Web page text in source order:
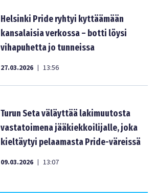
Helsinki Pride ryhtyi kyttäämään
kansalaisia verkossa – botti löysi
vihapuhetta jo tunneissa
27.03.2026 | 13:56
Turun Seta väläyttää lakimuutosta
vastatoimena jääkiekkoilijalle, joka
kieltäytyi pelaamasta Pride-väreissä
09.03.2026 | 13:07